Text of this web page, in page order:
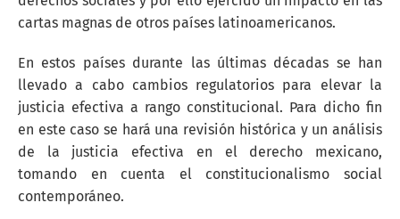
cartas magnas de otros países latinoamericanos.
En estos países durante las últimas décadas se han
llevado a cabo cambios regulatorios para elevar la
justicia efectiva a rango constitucional. Para dicho fin
en este caso se hará una revisión histórica y un análisis
de la justicia efectiva en el derecho mexicano,
tomando en cuenta el constitucionalismo social
contemporáneo.